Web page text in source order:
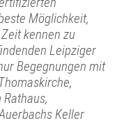
Möglichkeit,
kennen zu
Leipziger
Begegnungen mit
Keller